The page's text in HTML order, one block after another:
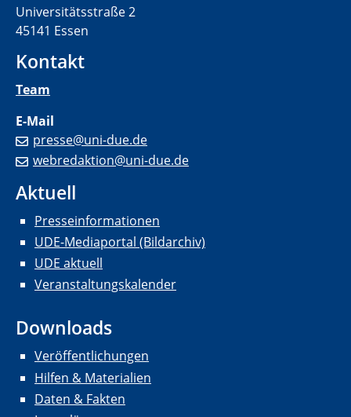
Universitätsstraße 2
45141 Essen
Kontakt
Team
E-Mail
presse@uni-due.de
webredaktion@uni-due.de
Aktuell
Presseinformationen
UDE-Mediaportal (Bildarchiv)
UDE aktuell
Veranstaltungskalender
Downloads
Veröffentlichungen
Hilfen & Materialien
Daten & Fakten